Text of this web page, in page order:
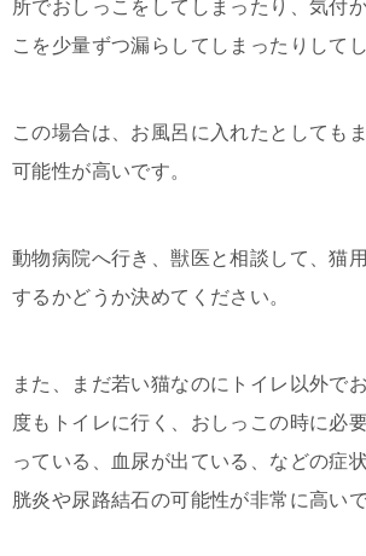
所でおしっこをしてしまったり、気付
こを少量ずつ漏らしてしまったりして
この場合は、お風呂に入れたとしても
可能性が高いです。
動物病院へ行き、獣医と相談して、猫
するかどうか決めてください。
また、まだ若い猫なのにトイレ以外で
度もトイレに行く、おしっこの時に必
っている、血尿が出ている、などの症
胱炎や尿路結石の可能性が非常に高いで